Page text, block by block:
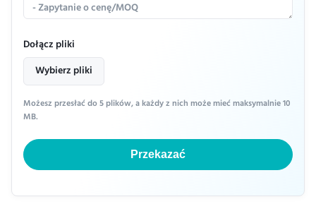
Dołącz pliki
Wybierz pliki
Możesz przesłać do 5 plików, a każdy z nich może mieć maksymalnie 10
MB.
Przekazać